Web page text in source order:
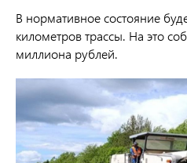
В нормативное состояние
километров трассы. На это
миллиона рублей.